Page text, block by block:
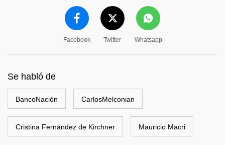
Facebook Twitter Whatsapp
Se habló de
BancoNación CarlosMelconian
Cristina Fernández de Kirchner Mauricio Macri